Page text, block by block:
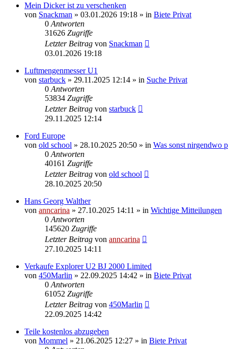
Mein Dicker ist zu verschenken
von Snackman » 03.01.2026 19:18 » in Biete Privat
0 Antworten
31626 Zugriffe
Letzter Beitrag von Snackman
03.01.2026 19:18
Luftmengenmesser U1
von starbuck » 29.11.2025 12:14 » in Suche Privat
0 Antworten
53834 Zugriffe
Letzter Beitrag von starbuck
29.11.2025 12:14
Ford Europe
von old school » 28.10.2025 20:50 » in Was sonst nirgendwo
0 Antworten
40161 Zugriffe
Letzter Beitrag von old school
28.10.2025 20:50
Hans Georg Walther
von anncarina » 27.10.2025 14:11 » in Wichtige Mitteilungen
0 Antworten
145620 Zugriffe
Letzter Beitrag von anncarina
27.10.2025 14:11
Verkaufe Explorer U2 BJ 2000 Limited
von 450Marlin » 22.09.2025 14:42 » in Biete Privat
0 Antworten
61052 Zugriffe
Letzter Beitrag von 450Marlin
22.09.2025 14:42
Teile kostenlos abzugeben
von Mommel » 21.06.2025 12:27 » in Biete Privat